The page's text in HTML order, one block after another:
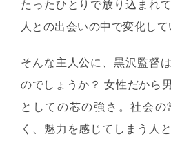
たったひとりで放り込まれ
人との出会いの中で変化して
そんな主人公に、黒沢監督
のでしょうか？ 女性だから
としての芯の強さ。社会
く、魅力を感じてしまう人